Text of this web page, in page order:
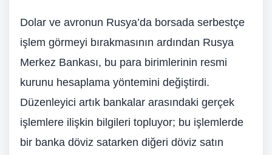
Dolar ve avronun Rusya’da borsada serbestçe
işlem görmeyi bırakmasının ardından Rusya
Merkez Bankası, bu para birimlerinin resmi
kurunu hesaplama yöntemini değiştirdi.
Düzenleyici artık bankalar arasındaki gerçek
işlemlere ilişkin bilgileri topluyor; bu işlemlerde
bir banka döviz satarken diğeri döviz satın